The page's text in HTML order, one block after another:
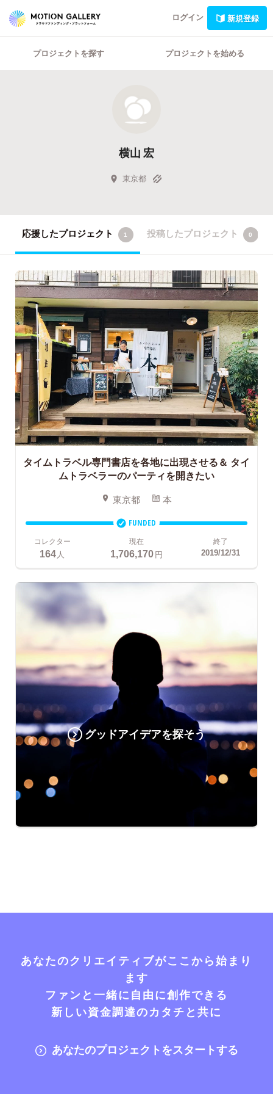
ログイン 新規登録
プロジェクトを探す プロジェクトを始める
横山 宏
東京都
応援したプロジェクト 1 投稿したプロジェクト 0
タイムトラベル専門書店を各地に出現させる＆ タイ
ムトラベラーのパーティを開きたい
東京都 本
FUNDED
コレクター
164 人
現在
1,706,170円
終了
2019/12/31
グッドアイデアを探そう
あなたのクリエイティブがここから始まり
ます
ファンと一緒に自由に創作できる
新しい資金調達のカタチと共に
あなたのプロジェクトをスタートする